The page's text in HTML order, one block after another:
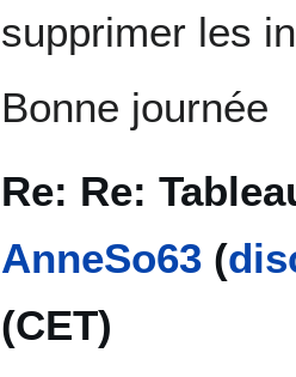
supprimer les
Bonne journée
Re: Re:
AnneSo63 (
(CET)